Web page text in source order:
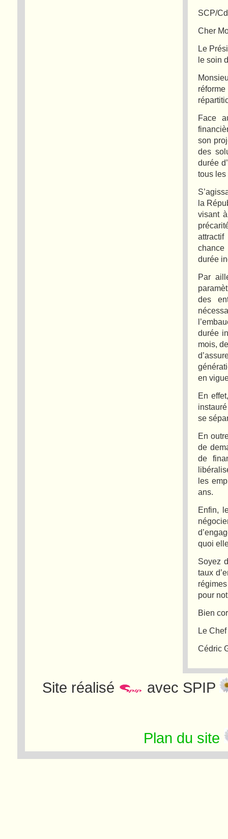
SCP/
Cher
Le
le soin
Face
son
des
durée
tous les
la
visant
chance
durée
Par
des
durée
mois,
en
En
se
En
de
de
les
ans.
Enfin,
quoi
Soyez
taux
pour
Bien
Le
Cédric
Site réalisé avec SPIP
Plan du site